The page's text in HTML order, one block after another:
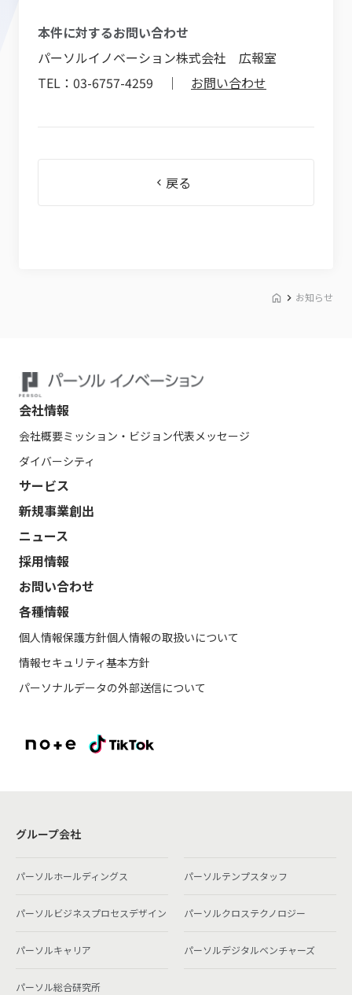
本件に対するお問い合わせ
パーソルイノベーション株式会社 広報室
TEL：03-6757-4259 ｜ お問い合わせ
戻る
お知らせ
会社情報
会社概要ミッション・ビジョン代表メッセージ
ダイバーシティ
サービス
新規事業創出
ニュース
採用情報
お問い合わせ
各種情報
個人情報保護方針個人情報の取扱いについて
情報セキュリティ基本方針
パーソナルデータの外部送信について
グループ会社
パーソルホールディングス パーソルテンプスタッフ
パーソルビジネスプロセスデザイン パーソルクロステクノロジー
パーソルキャリア パーソルデジタルベンチャーズ
パーソル総合研究所